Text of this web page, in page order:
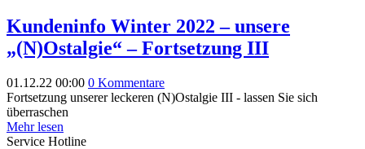
Kundeninfo Winter 2022 – unsere
„(N)Ostalgie“ – Fortsetzung III
01.12.22 00:00 0 Kommentare
Fortsetzung unserer leckeren (N)Ostalgie III - lassen Sie sich
überraschen
Mehr lesen
Service Hotline